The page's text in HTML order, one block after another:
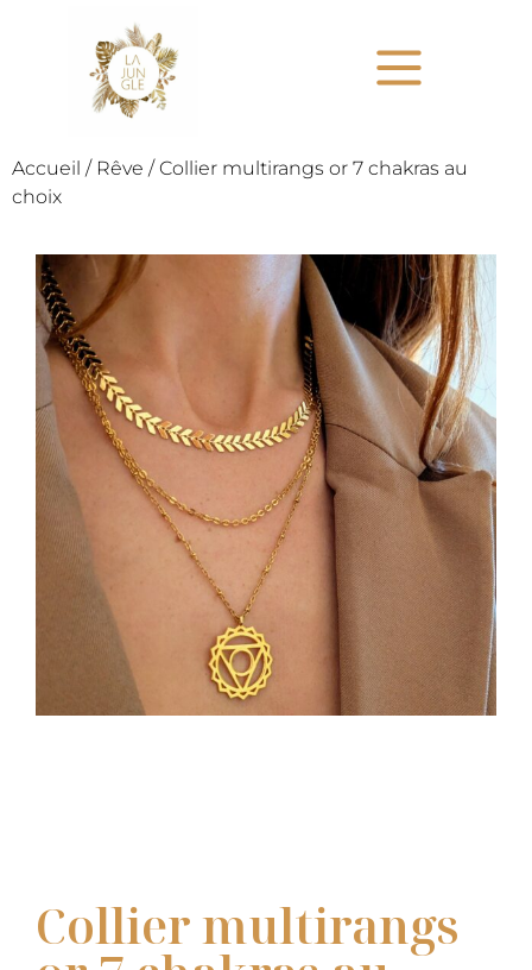
Accueil / Rêve / Collier multirangs or 7 chakras au
choix
Collier multirangs